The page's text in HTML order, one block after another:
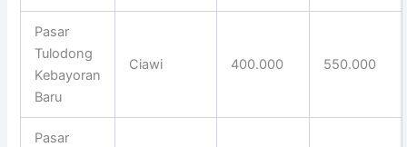
Pasar
Tulodong
Kebayoran
Baru
Ciawi 400.000 550.000
Pasar